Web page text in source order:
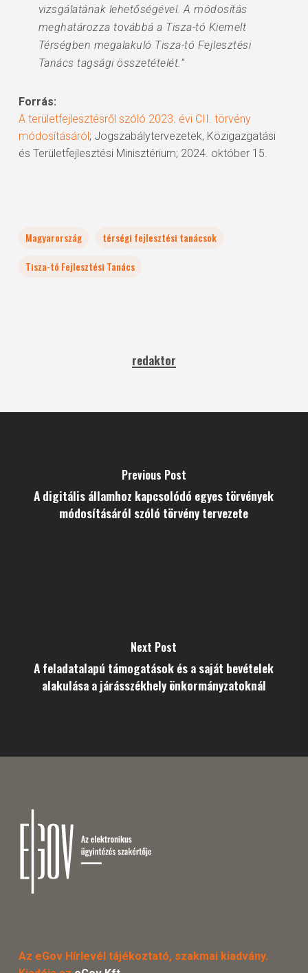
vizsgálatának lehetőségével. A módosítás
meghatározza továbbá a Tisza-tó Kiemelt
Térségben megalakuló Tisza-tó Fejlesztési
Tanács tagsági összetételét.”
Forrás:
A területfejlesztésről szóló 2023. évi CII. törvény
módosításáról; Jogszabálytervezetek, Közigazgatási
és Területfejlesztési Minisztérium; 2024. október 15.
Magyarország
térségi fejlesztési tanácsok
Tisza-tó Fejlesztési Tanács
redaktor
Previous Post
A digitális államhoz kapcsolódó egyes törvények
módosításáról szóló törvény tervezete
Next Post
A feladatalapú támogatások és a saját bevételek
alakulása a járásszékhely önkormányzatoknál
Az eGov Hírlevél tájékoztató, szakmai kiadvány.